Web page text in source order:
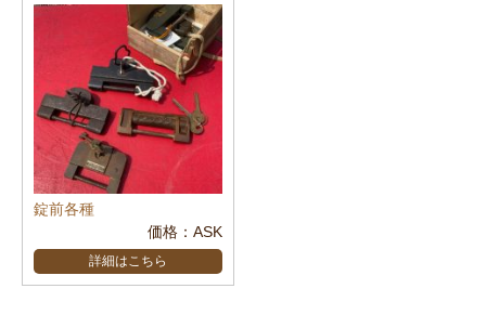
錠前各種
価格：ASK
詳細はこちら